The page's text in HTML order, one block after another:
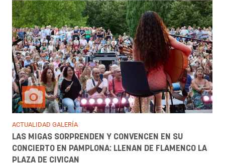
ACTUALIDAD GALERÍA
LAS MIGAS SORPRENDEN Y CONVENCEN EN SU
CONCIERTO EN PAMPLONA: LLENAN DE FLAMENCO LA
PLAZA DE CIVICAN